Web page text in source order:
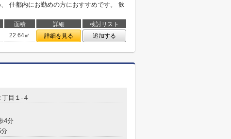
仕都内にお勤めの方におすすめです。 飲
面積 詳細
検討リスト
22.64㎡ 詳細を見る 追加する
丁目１-４
4分